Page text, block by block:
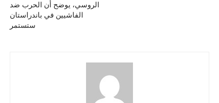
الروسي، يوضح أن الحرب ضد
الفاشيين في باندراستان
ستستمر